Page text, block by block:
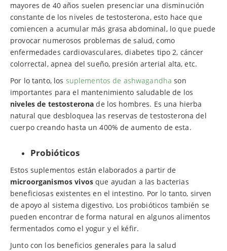
mayores de 40 años suelen presenciar una disminución
constante de los niveles de testosterona, esto hace que
comiencen a acumular más grasa abdominal, lo que puede
provocar numerosos problemas de salud, como
enfermedades cardiovasculares, diabetes tipo 2, cáncer
colorrectal, apnea del sueño, presión arterial alta, etc.
Por lo tanto, los suplementos de ashwagandha son
importantes para el mantenimiento saludable de los
niveles de testosterona de los hombres. Es una hierba
natural que desbloquea las reservas de testosterona del
cuerpo creando hasta un 400% de aumento de esta.
Probióticos
Estos suplementos están elaborados a partir de
microorganismos vivosque ayudan a las bacterias
beneficiosas existentes en el intestino. Por lo tanto, sirven
de apoyo al sistema digestivo. Los probióticos también se
pueden encontrar de forma natural en algunos alimentos
fermentados como el yogur y el kéfir.
Junto con los beneficios generales para la salud